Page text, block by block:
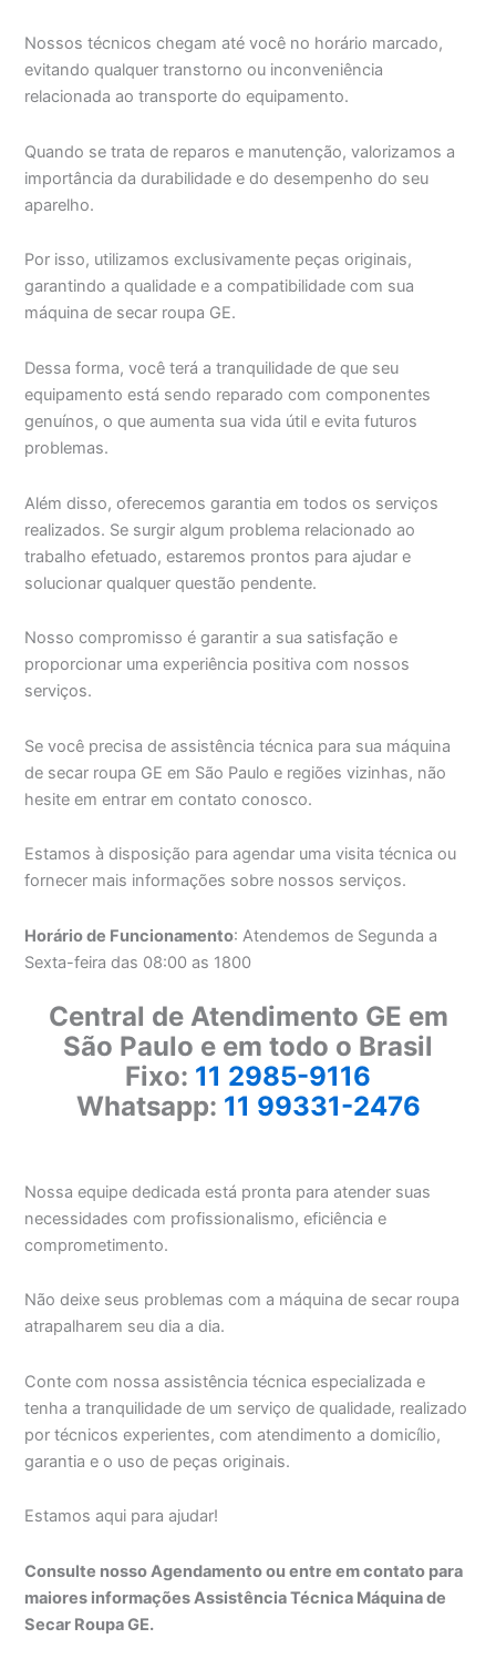
Nossos técnicos chegam até você no horário marcado,
evitando qualquer transtorno ou inconveniência
relacionada ao transporte do equipamento.
Quando se trata de reparos e manutenção, valorizamos a
importância da durabilidade e do desempenho do seu
aparelho.
Por isso, utilizamos exclusivamente peças originais,
garantindo a qualidade e a compatibilidade com sua
máquina de secar roupa GE.
Dessa forma, você terá a tranquilidade de que seu
equipamento está sendo reparado com componentes
genuínos, o que aumenta sua vida útil e evita futuros
problemas.
Além disso, oferecemos garantia em todos os serviços
realizados. Se surgir algum problema relacionado ao
trabalho efetuado, estaremos prontos para ajudar e
solucionar qualquer questão pendente.
Nosso compromisso é garantir a sua satisfação e
proporcionar uma experiência positiva com nossos
serviços.
Se você precisa de assistência técnica para sua máquina
de secar roupa GE em São Paulo e regiões vizinhas, não
hesite em entrar em contato conosco.
Estamos à disposição para agendar uma visita técnica ou
fornecer mais informações sobre nossos serviços.
Horário de Funcionamento: Atendemos de Segunda a
Sexta-feira das 08:00 as 1800
Central de Atendimento GE em
São Paulo e em todo o Brasil
Fixo: 11 2985-9116
Whatsapp: 11 99331-2476
Nossa equipe dedicada está pronta para atender suas
necessidades com profissionalismo, eficiência e
comprometimento.
Não deixe seus problemas com a máquina de secar roupa
atrapalharem seu dia a dia.
Conte com nossa assistência técnica especializada e
tenha a tranquilidade de um serviço de qualidade, realizado
por técnicos experientes, com atendimento a domicílio,
garantia e o uso de peças originais.
Estamos aqui para ajudar!
Consulte nosso Agendamento ou entre em contato para
maiores informações Assistência Técnica Máquina de
Secar Roupa GE.